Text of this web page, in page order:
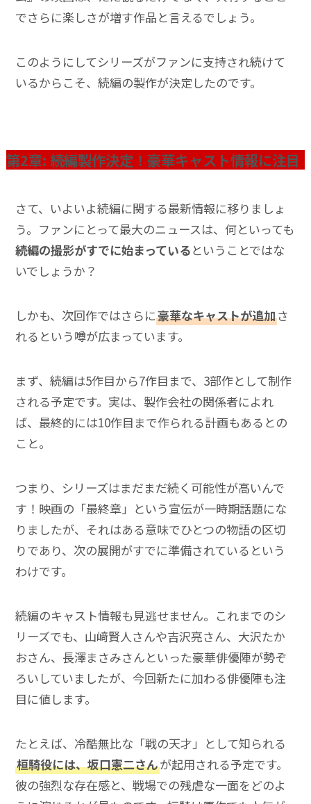
でさらに楽しさが増す作品と言えるでしょう。
このようにしてシリーズがファンに支持され続けて
いるからこそ、続編の製作が決定したのです。
第2章: 続編製作決定！豪華キャスト情報に注目
さて、いよいよ続編に関する最新情報に移りましょ
う。ファンにとって最大のニュースは、何といっても
続編の撮影がすでに始まっているということではな
いでしょうか？
しかも、次回作ではさらに豪華なキャストが追加さ
れるという噂が広まっています。
まず、続編は5作目から7作目まで、3部作として制作
される予定です。実は、製作会社の関係者によれ
ば、最終的には10作目まで作られる計画もあるとの
こと。
つまり、シリーズはまだまだ続く可能性が高いんで
す！映画の「最終章」という宣伝が一時期話題にな
りましたが、それはある意味でひとつの物語の区切
りであり、次の展開がすでに準備されているという
わけです。
続編のキャスト情報も見逃せません。これまでのシ
リーズでも、山﨑賢人さんや吉沢亮さん、大沢たか
おさん、長澤まさみさんといった豪華俳優陣が勢ぞ
ろいしていましたが、今回新たに加わる俳優陣も注
目に値します。
たとえば、冷酷無比な「戦の天才」として知られる
桓騎役には、坂口憲二さんが起用される予定です。
彼の強烈な存在感と、戦場での残虐な一面をどのよ